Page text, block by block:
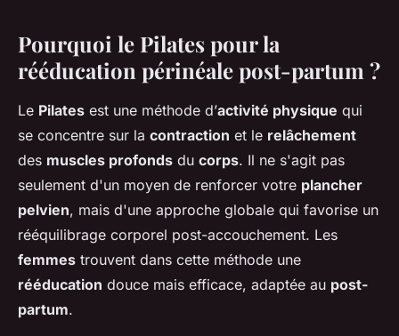
Pourquoi le Pilates pour la
rééducation périnéale post-partum ?
Le Pilates est une méthode d’activité physique qui
se concentre sur la contraction et le relâchement
des muscles profonds du corps. Il ne s'agit pas
seulement d'un moyen de renforcer votre plancher
pelvien, mais d'une approche globale qui favorise un
rééquilibrage corporel post-accouchement. Les
femmes trouvent dans cette méthode une
rééducation douce mais efficace, adaptée au post-
partum.